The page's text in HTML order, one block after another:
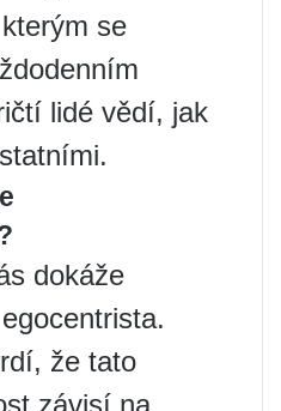
se
lidé vědí, jak
dokáže
že tato
závisí na